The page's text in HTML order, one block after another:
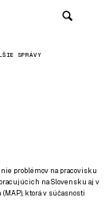
SPRÁVY
problémov na pracovisku
na Slovensku aj v
ktorá v súčasnosti